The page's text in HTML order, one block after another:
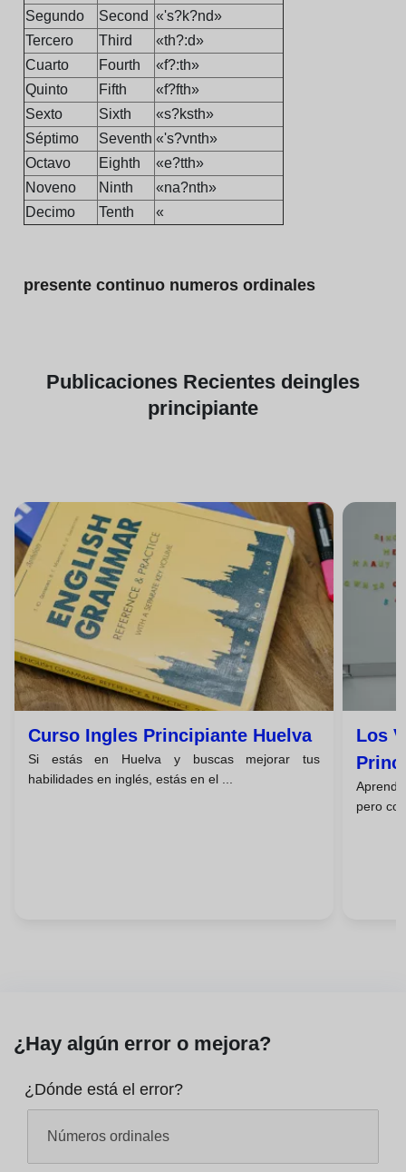
Segundo
Second «'s?k?nd»
Tercero
Third
«th?:d»
Cuarto
Fourth
«f?:th»
Quinto
Fifth
«f?fth»
Sexto
Sixth
«s?ksth»
Séptimo
Seventh «'s?vnth»
Octavo
Eighth
«e?tth»
Noveno
Ninth
«na?nth»
Decimo
Tenth «
presente continuo numeros ordinales
Publicaciones Recientes deingles
principiante
Curso Ingles Principiante Huelva
Si estás en Huelva y buscas mejorar tus
habilidades en inglés, estás en el ...
Los
pero
¿Hay algún error o mejora?
¿Dónde está el error?